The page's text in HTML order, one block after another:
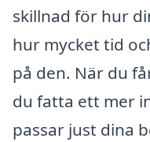
skillnad för hur
hur mycket tid
på den. När du
du fatta ett mer
passar just dina